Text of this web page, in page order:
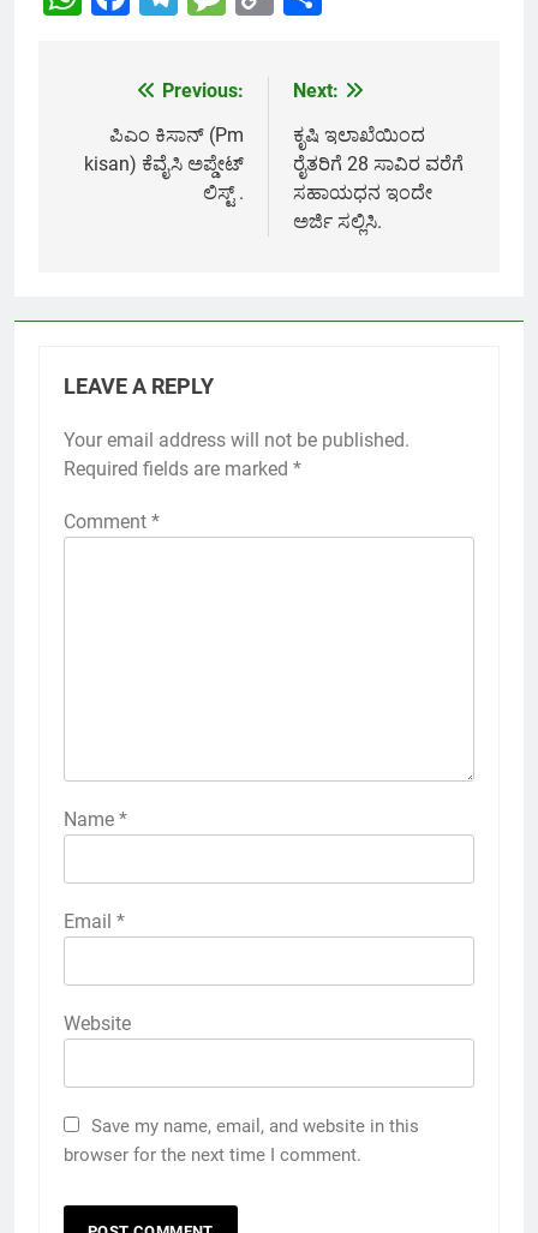
navigation
Previous:
ಪಿಎಂ ಕಿಸಾನ್ (Pm
kisan) ಕೆವೈಸಿ ಅಪ್ಡೇಟ್
ಲಿಸ್ಟ್ .
Next:
ಕೃಷಿ ಇಲಾಖೆಯಿಂದ
ರೈತರಿಗೆ 28 ಸಾವಿರ ವರೆಗೆ
ಸಹಾಯಧನ ಇಂದೇ
ಅರ್ಜಿ ಸಲ್ಲಿಸಿ.
LEAVE A REPLY
Your email address will not be published.
Required fields are marked *
Comment *
Name *
Email *
Website
Save my name, email, and website in this
browser for the next time I comment.